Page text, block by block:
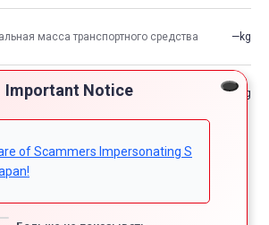
Important Notice
of Scammers Impersonating S
масса транспортного средства —kg
—kg